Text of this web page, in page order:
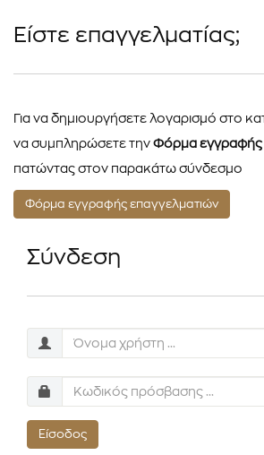
Είστε επαγγελματίας;
Για να δημιουργήσετε λογαρισμό στο
να συμπληρώσετε την Φόρμα εγγραφής
πατώντας στον παρακάτω σύνδεσμο
Φόρμα εγγραφής επαγγελματιών
Σύνδεση
Είσοδος